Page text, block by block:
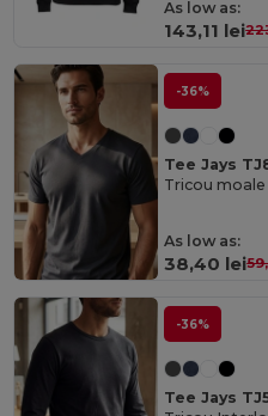
As low as:
143,11 lei
-36%
Tee Jays
As low as:
38,40 lei
-36%
Tee Jays